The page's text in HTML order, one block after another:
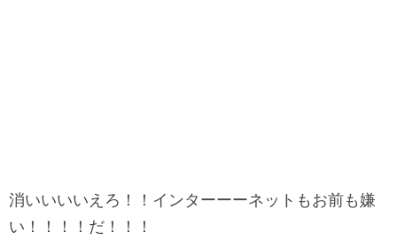
消いいいいえろ！！インターーーネットもお前も嫌
い！！！！だ！！！